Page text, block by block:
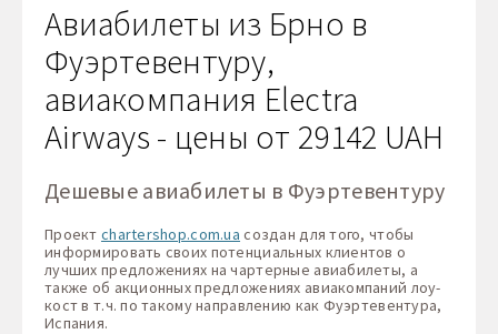
1 + 0 + 0
Авиабилеты из Брно в
Фуэртевентуру,
авиакомпания Electra
Airways - цены от 29142 UAH
Дешевые авиабилеты в Фуэртевентуру
Проект chartershop.com.ua создан для того, чтобы
информировать своих потенциальных клиентов о
лучших предложениях на чартерные авиабилеты, а
также об акционных предложениях авиакомпаний лоу-
кост в т.ч. по такому направлению как Фуэртевентура,
Испания.